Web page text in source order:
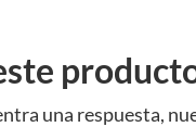
una respuesta,